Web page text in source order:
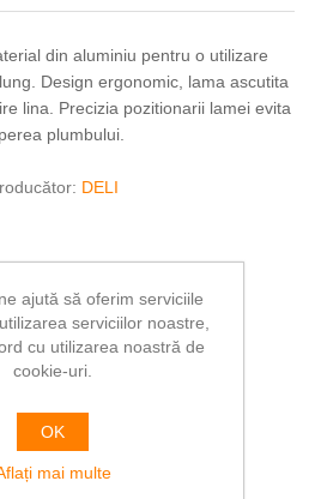
din aluminiu pentru o utilizare
Design ergonomic, lama ascutita
lina. Precizia pozitionarii lamei evita
plumbului.
DELI
DLE39762
3,21 RON
ADAUGĂ ÎN COȘ
ajută să oferim serviciile
serviciilor noastre,
cu utilizarea noastră de
cookie-uri.
OK
mai multe